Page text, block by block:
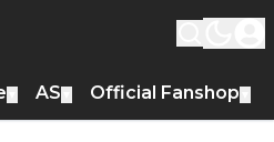
AS Official Fanshop